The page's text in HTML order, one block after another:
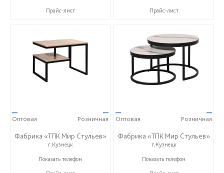
Прайс-лист Прайс-лист
—
Оптовая
—
Розничная
Фабрика «ТПК Мир Стульев»
г.Кузнецк
8 (927) 648-00-04
Показать телефон
—
Оптовая
—
Розничная
Фабрика «ТПК Мир Стульев»
г.Кузнецк
8 (927) 648-00-04
Показать телефон